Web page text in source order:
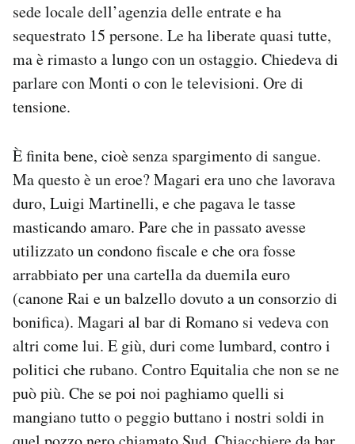
AREA PERSONALE
Area Personale
Newsletter
Notifiche mobile
Regala il Post
Esci
sede locale dell’agenzia delle entrate e ha
sequestrato 15 persone. Le ha liberate quasi tutte,
ma è rimasto a lungo con un ostaggio. Chiedeva di
parlare con Monti o con le televisioni. Ore di
tensione.
È finita bene, cioè senza spargimento di sangue.
Ma questo è un eroe? Magari era uno che lavorava
duro, Luigi Martinelli, e che pagava le tasse
masticando amaro. Pare che in passato avesse
utilizzato un condono fiscale e che ora fosse
arrabbiato per una cartella da duemila euro
(canone Rai e un balzello dovuto a un consorzio di
bonifica). Magari al bar di Romano si vedeva con
altri come lui. E giù, duri come lumbard, contro i
politici che rubano. Contro Equitalia che non se ne
può più. Che se poi noi paghiamo quelli si
mangiano tutto o peggio buttano i nostri soldi in